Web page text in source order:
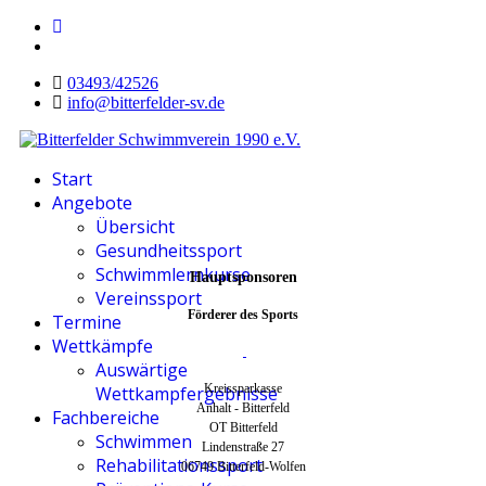
03493/42526
info@bitterfelder-sv.de
Start
Angebote
Übersicht
Gesundheitssport
Schwimmlernkurse
Vereinssport
Termine
Wettkämpfe
Auswärtige
Wettkampfergebnisse
Fachbereiche
Schwimmen
Rehabilitationssport
Hauptsponsoren
Förderer des Sports
Kreissparkasse
Anhalt - Bitterfeld
OT Bitterfeld
Lindenstraße 27
06749 Bitterfeld-Wolfen